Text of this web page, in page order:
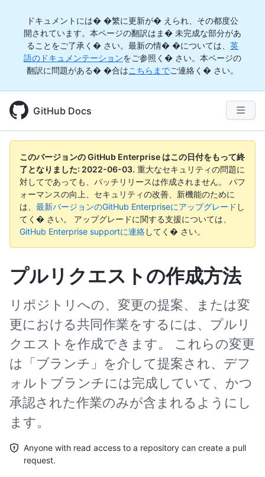
ドキュメントには� �繁に更新が� えられ、その都度公
開されています。本ページの翻訳はま� 未完成な部分があ
ることをご了承く� さい。最新の情� �については、 英
語のドキュメンテーションをご参照く� さい。本ページの
翻訳に問題がある� �合はこちらまでご連絡く� さい。
GitHub Docs
このバージョンの GitHub Enterprise はこの日付をもって終
了となりました: 2022-06-03. 重大なセキュリティの問題に
対してであっても、パッチリリースは作成されません。 パフ
ォーマンスの向上、セキュリティの改善、新機能のために
は、 最新バージョンのGitHub Enterpriseにアップグレード し
てく� さい。 アップグレードに関する支援については、
GitHub Enterprise supportに連絡してく� さい。
プルリクエストの作成方法
リポジトリへの、変更の提案、または変
更における共同作業をするには、プルリ
クエストを作成できます。 これらの変更
は「ブランチ」を介して提案され、デフ
ォルトブランチには完成していて、かつ
承認された作業のみが含まれるようにし
ます。
Anyone with read access to a repository can create a pull
request.